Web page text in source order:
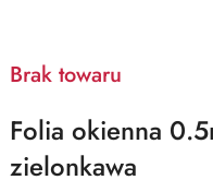
Brak towaru
Folia okienna
zielonkawa